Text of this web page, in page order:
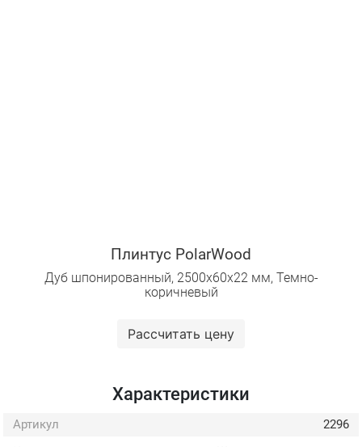
Плинтус PolarWood
Дуб шпонированный, 2500х60х22 мм, Темно-
коричневый
Рассчитать цену
Характеристики
Артикул
2296